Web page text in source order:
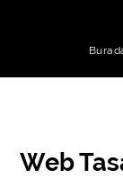
Web